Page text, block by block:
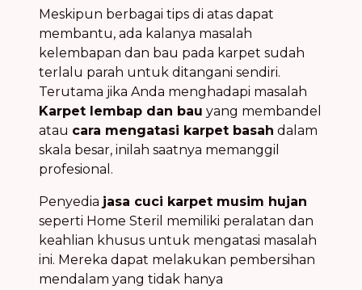
Meskipun berbagai tips di atas dapat
membantu, ada kalanya masalah
kelembapan dan bau pada karpet sudah
terlalu parah untuk ditangani sendiri.
Terutama jika Anda menghadapi masalah
Karpet lembap dan bau yang membandel
atau cara mengatasi karpet basah dalam
skala besar, inilah saatnya memanggil
profesional.
Penyedia jasa cuci karpet musim hujan
seperti Home Steril memiliki peralatan dan
keahlian khusus untuk mengatasi masalah
ini. Mereka dapat melakukan pembersihan
mendalam yang tidak hanya